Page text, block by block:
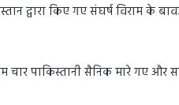
द्वारा किए गए संघर्ष विराम के
पाकिस्तानी सैनिक मारे गए और